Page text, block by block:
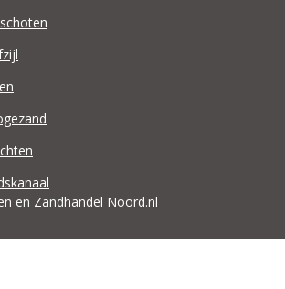
en Zandhandel Noord.nl